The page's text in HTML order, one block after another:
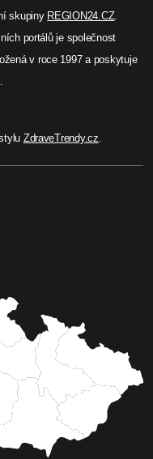
skupiny REGION24.CZ.
portálů je společnost
v roce 1997 a poskytuje
ZdraveTrendy.cz.